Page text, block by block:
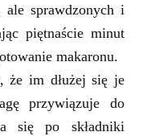
ale sprawdzonych i
piętnaście minut
makaronu.
że im dłużej się je
przywiązuje do
się po składniki